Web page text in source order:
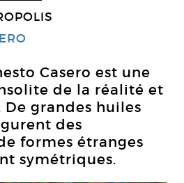
Casero est une
de la réalité et
grandes huiles
des
formes étranges
symétriques.